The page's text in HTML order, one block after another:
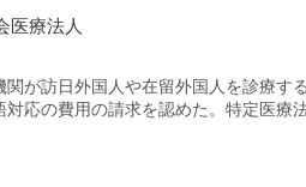
医療法人
が訪日外国人や在留外国人を診療す
応の費用の請求を認めた。特定医療